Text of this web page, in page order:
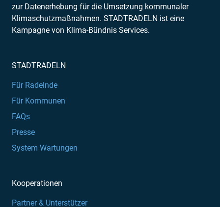
zur Datenerhebung für die Umsetzung kommunaler
Klimaschutzmaßnahmen. STADTRADELN ist eine
Kampagne von Klima-Bündnis Services.
STADTRADELN
Für Radelnde
Für Kommunen
FAQs
Presse
System Wartungen
Kooperationen
Partner & Unterstützer